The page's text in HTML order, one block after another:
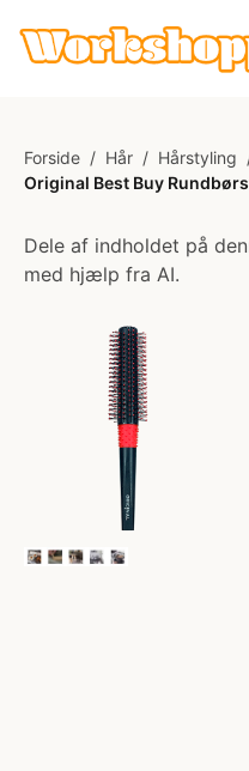
Forside / Hår / Hårstyling
Original Best Buy
Dele af indholdet på
med hjælp fra AI.